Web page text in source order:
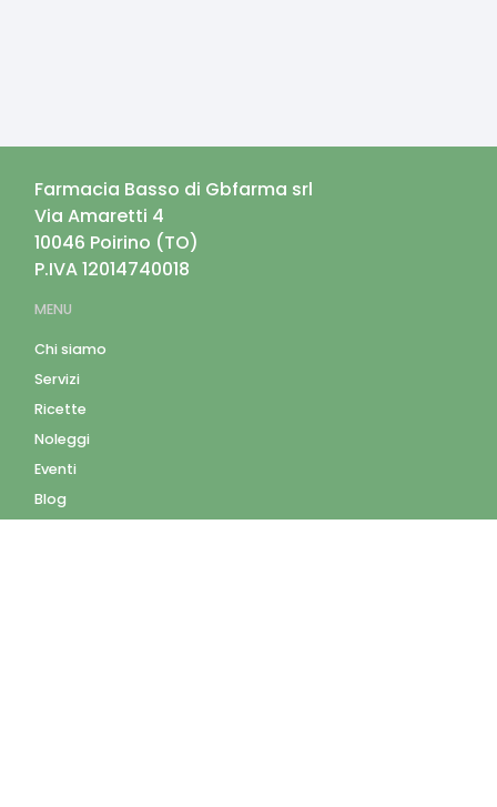
Farmacia Basso di Gbfarma srl
Via Amaretti 4
10046 Poirino (TO)
P.IVA12014740018
MENU
Chi siamo
Servizi
Ricette
Noleggi
Eventi
Blog